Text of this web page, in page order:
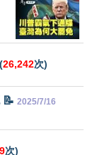
(26,242次)
📝 2025/7/16
次)